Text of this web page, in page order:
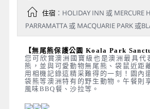
住宿：HOLIDAY INN 或 MERCURE
PARRAMATTA 或 MACQUARIE PARK 或
【無尾熊保護公園 Koala Park
您可欣賞澳洲國寶級也是澳洲最具代
熊，並與可愛動物無尾熊、袋鼠近距
用相機記錄這精采難得的一刻！園內
袋熊等澳洲特有的野生動物。午餐則
風味BBQ餐、沙拉等。